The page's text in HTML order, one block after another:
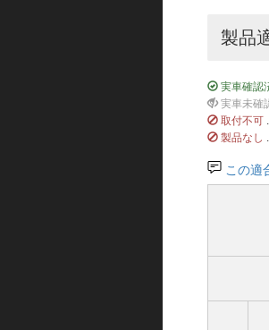
製品
実車確認
実車未確
取付不可
製品なし
この適